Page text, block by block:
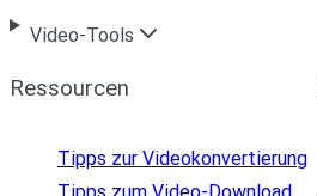
Video-Tools
Ressourcen
Tipps zur Videokonvertierung